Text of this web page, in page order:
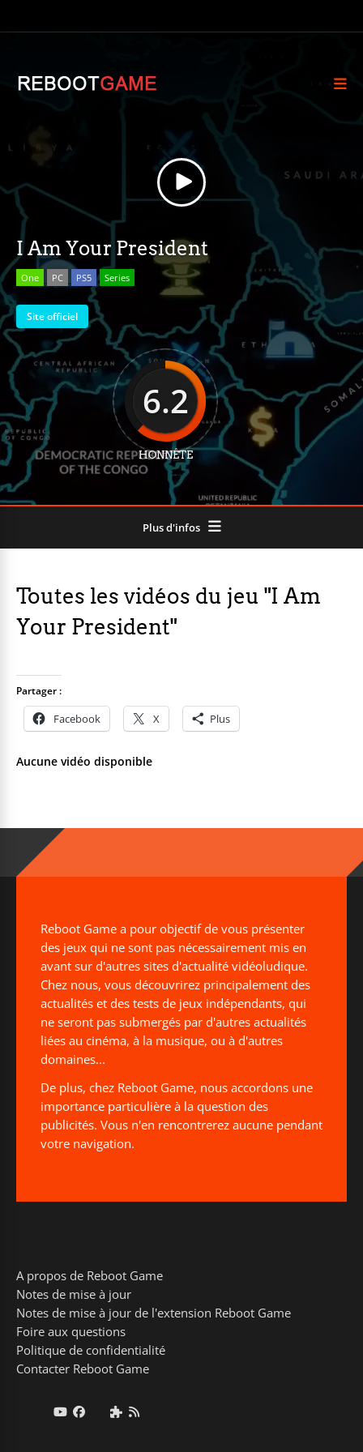
I Am Your President
One PC PS5 Series
Site officiel
6.2
HONNÊTE
Plus d'infos
Toutes les vidéos du jeu "I Am
Your President"
Partager :
Facebook X Plus
Aucune vidéo disponible
Reboot Game a pour objectif de vous présenter
des jeux qui ne sont pas nécessairement mis en
avant sur d'autres sites d'actualité vidéoludique.
Chez nous, vous découvrirez principalement des
actualités et des tests de jeux indépendants, qui
ne seront pas submergés par d'autres actualités
liées au cinéma, à la musique, ou à d'autres
domaines...
De plus, chez Reboot Game, nous accordons une
importance particulière à la question des
publicités. Vous n'en rencontrerez aucune pendant
votre navigation.
A propos de Reboot Game
Notes de mise à jour
Notes de mise à jour de l'extension Reboot Game
Foire aux questions
Politique de confidentialité
Contacter Reboot Game